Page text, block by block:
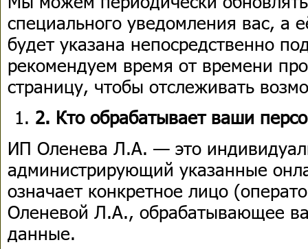
специального уведомления вас, а
будет указана непосредственно
рекомендуем время от времени
страницу, чтобы отслеживать
2. Кто обрабатывает ваши
ИП Оленева Л.А. — это
администрирующий указанные
означает конкретное лицо
Оленевой Л.А., обрабатывающее
данные.